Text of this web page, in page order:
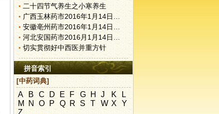
二十四节气养生之小寒养生
广西玉林药市2016年1月14日快讯
安徽亳州药市2016年1月14日快讯
河北安国药市2016月1月14日快讯
切实贯彻好中西医并重方针
拼音索引
[中药词典]
A B C D E F G H J K
L
M N O P Q R S T W X
Y
Z